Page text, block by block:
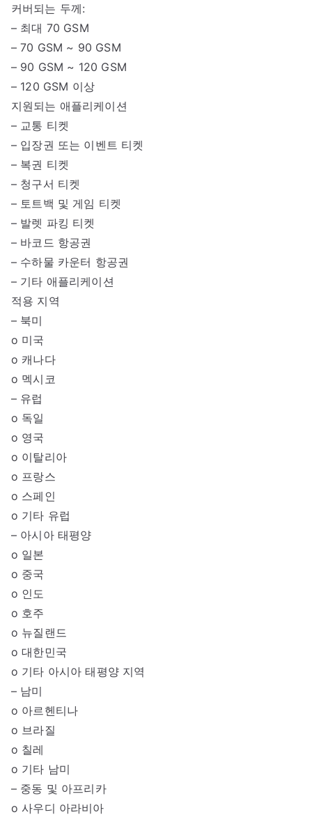
커버되는 두께:
– 최대 70 GSM
– 70 GSM ~ 90 GSM
– 90 GSM ~ 120 GSM
– 120 GSM 이상
지원되는 애플리케이션
– 교통 티켓
– 입장권 또는 이벤트 티켓
– 복권 티켓
– 청구서 티켓
– 토트백 및 게임 티켓
– 발렛 파킹 티켓
– 바코드 항공권
– 수하물 카운터 항공권
– 기타 애플리케이션
적용 지역
– 북미
o 미국
o 캐나다
o 멕시코
– 유럽
o 독일
o 영국
o 이탈리아
o 프랑스
o 스페인
o 기타 유럽
– 아시아 태평양
o 일본
o 중국
o 인도
o 호주
o 뉴질랜드
o 대한민국
o 기타 아시아 태평양 지역
– 남미
o 아르헨티나
o 브라질
o 칠레
o 기타 남미
– 중동 및 아프리카
o 사우디 아라비아